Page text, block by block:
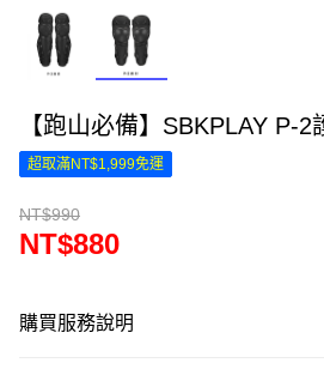
【跑山必備】SBKPLAY P-
超取滿NT$1,999免運
NT$990
NT$880
購買服務說明